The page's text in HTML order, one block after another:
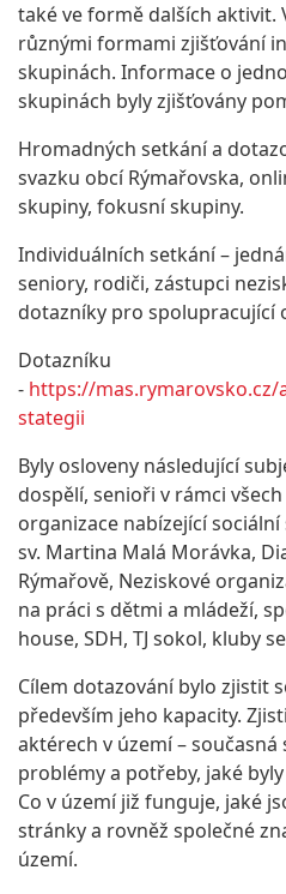
také ve formě dalších aktivit.
různými formami zjišťování
skupinách. Informace o
skupinách byly zjišťovány
Hromadných setkání a
svazku obcí Rýmařovska,
skupiny, fokusní skupiny.
Individuálních setkání –
seniory, rodiči, zástupci
dotazníky pro spolupracující
Dotazníku
- https://
stategii
Byly osloveny následující
dospělí, senioři v rámci
organizace nabízející
sv. Martina Malá Morávka,
Rýmařově, Neziskové
na práci s dětmi a mládeží,
house, SDH, TJ sokol, kluby
Cílem dotazování bylo zjistit
především jeho kapacity.
aktérech v území – současná
problémy a potřeby, jaké
Co v území již funguje, jaké
stránky a rovněž společné
území.